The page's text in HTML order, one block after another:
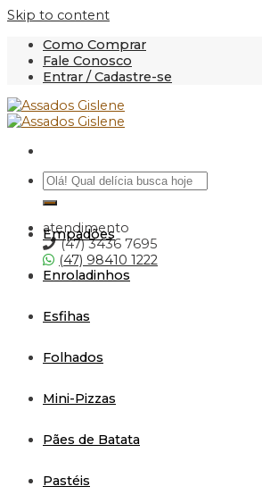
Skip to content
Como Comprar
Fale Conosco
Entrar / Cadastre-se
atendimento
(47) 3436 7695
(47) 98410 1222
Empadões
Enroladinhos
Esfihas
Folhados
Mini-Pizzas
Pães de Batata
Pastéis